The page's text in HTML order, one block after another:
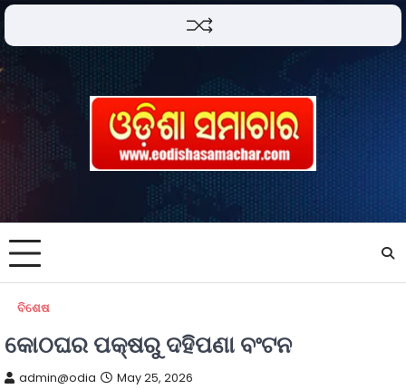
ବିଶେଷ
କୋଠଘର ପକ୍ଷରୁ ଦହିପଣା ବଂଟନ
admin@odia May 25, 2026